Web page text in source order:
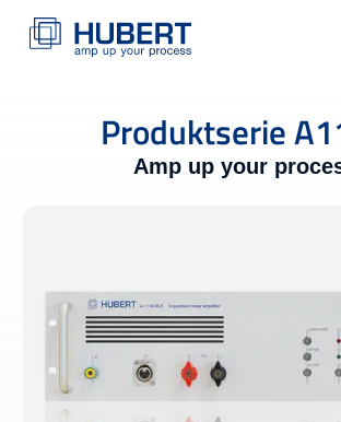
Produktserie
Amp up your